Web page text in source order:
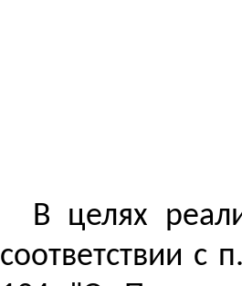
В целях
соответствии с